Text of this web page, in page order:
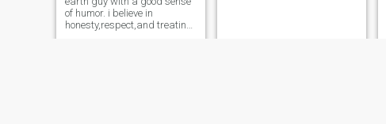
of humor. i believe in
honesty,respect,and treating